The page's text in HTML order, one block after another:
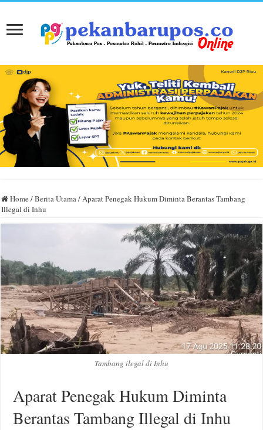
Home /Berita Utama/Aparat Penegak Hukum Diminta Berantas Tambang
Illegal di Inhu
Tambang ilegal di Inhu
Aparat Penegak Hukum Diminta
Berantas Tambang Illegal di Inhu